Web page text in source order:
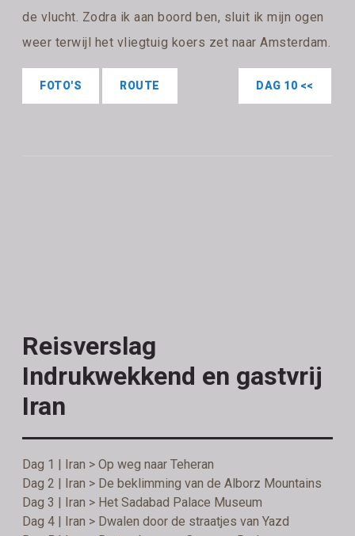
de vlucht. Zodra ik aan boord ben, sluit ik mijn ogen
weer terwijl het vliegtuig koers zet naar Amsterdam.
DAG 10 <<
FOTO'S ROUTE
Reisverslag
Indrukwekkend en gastvrij
Iran
Dag 1 | Iran > Op weg naar Teheran
Dag 2 | Iran > De beklimming van de Alborz Mountains
Dag 3 | Iran > Het Sadabad Palace Museum
Dag 4 | Iran > Dwalen door de straatjes van Yazd